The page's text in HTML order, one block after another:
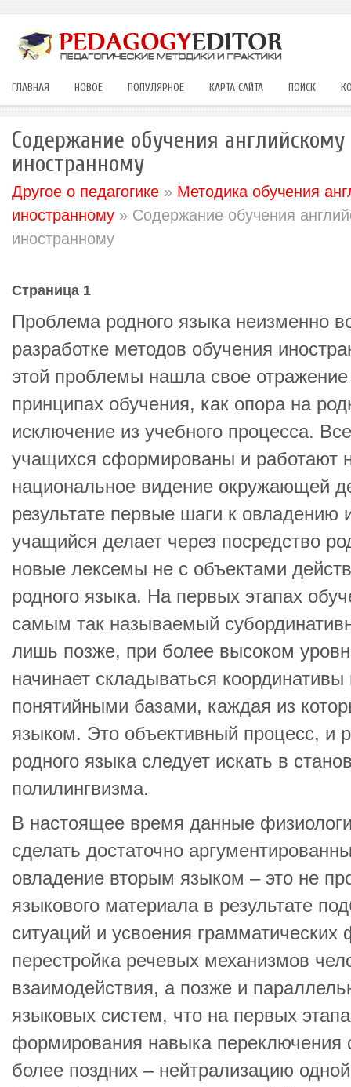
ГЛАВНАЯ НОВОЕ ПОПУЛЯРНОЕ КАРТА САЙТА ПОИСК
Содержание обучения
иностранному
Другое о педагогике » Методика обучения
иностранному » Содержание обучения
иностранному
Страница 1
Проблема родного языка неизменно
разработке методов обучения
этой проблемы нашла свое отражение
принципах обучения, как опора на
исключение из учебного процесса.
учащихся сформированы и работают
национальное видение окружающей
результате первые шаги к овладению
учащийся делает через посредство
новые лексемы не с объектами
родного языка. На первых этапах
самым так называемый
лишь позже, при более высоком
начинает складываться
понятийными базами, каждая из
языком. Это объективный процесс, и
родного языка следует искать в
полилингвизма.
В настоящее время данные
сделать достаточно
овладение вторым языком – это не
языкового материала в результате
ситуаций и усвоения грамматических
перестройка речевых механизмов
взаимодействия, а позже и
языковых систем, что на первых
формирования навыка переключения
более поздних – нейтрализацию